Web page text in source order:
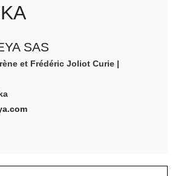
SAS
et Frédéric Joliot Curie |